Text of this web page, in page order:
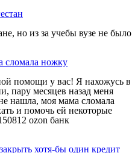
но из за учебы вузе не было
сломала ножку
помощи у вас! Я нахожусь в
пару месяцев назад меня
нашла, моя мама сломала
и помочь ей некоторые
ozon банк
хотя-бы один кредит